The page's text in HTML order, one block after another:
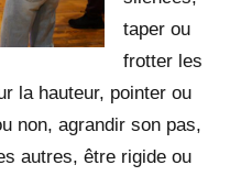
taper ou
frotter les
la hauteur, pointer ou
non, agrandir son pas,
autres, être rigide ou